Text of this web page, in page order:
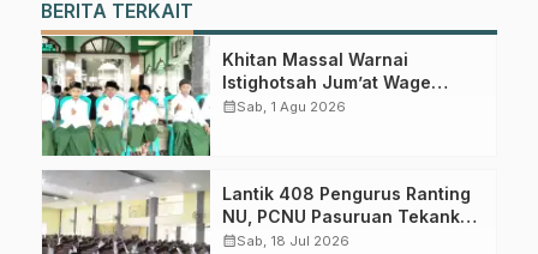
Dapatkan info kegiatan, kajian, dan berita terbaru langsung dari
sumber resmi NU Pasuruan.
Join Sekarang
BERITA TERKAIT
Khitan Massal Warnai
Istighotsah Jum’at Wage
MWCNU Sukorejo
calendar_monthSab, 1 Agu 2026
Lantik 408 Pengurus Ranting
NU, PCNU Pasuruan Tekankan
Literasi dan Loyalitas
calendar_monthSab, 18 Jul 2026